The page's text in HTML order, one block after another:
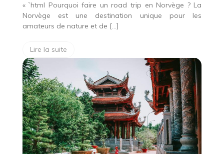
« `html Pourquoi faire un road trip en Norvège ? La
Norvège est une destination unique pour les
amateurs de nature et de […]
Lire la suite